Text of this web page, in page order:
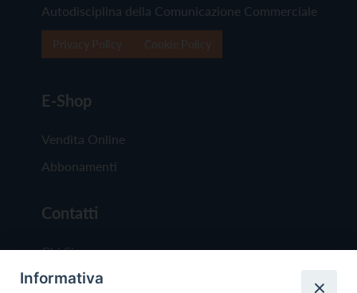
Autodisciplina della Comunicazione Commerciale
E-Shop
Vendita Online
Abbonamenti
Contatti
Chi Siamo
Redazione
Informativa